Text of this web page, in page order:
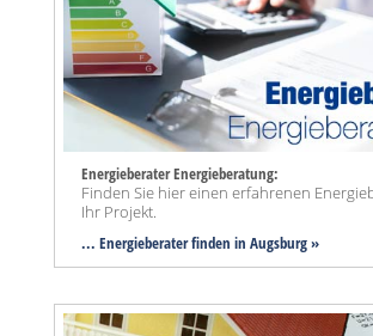
Energieberater Energieberatung:
Finden Sie hier einen erfahrenen
Ihr Projekt.
... Energieberater finden in Augsburg »